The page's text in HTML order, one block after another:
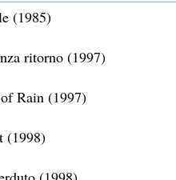
(1985)
ritorno (1997)
Rain (1997)
(1998)